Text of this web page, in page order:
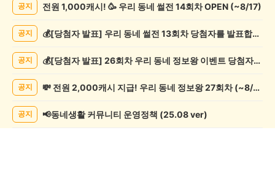
목/
글
공지 전원 1,000캐시! 🥳 우리 동네 썰전 14회차 OPEN (~8/17)
공지 💰[당첨자 발표] 우리 동네 썰전 13회차 당첨자를 발표합니다!
공지 💰[당첨자 발표] 26회차 우리 동네 정보왕 이벤트 당첨자를 발표합니다!
공지 💸 전원 2,000캐시 지급! 우리 동네 정보왕 27회차 (~8/10)
공지 📢동네생활 커뮤니티 운영정책 (25.08 ver)